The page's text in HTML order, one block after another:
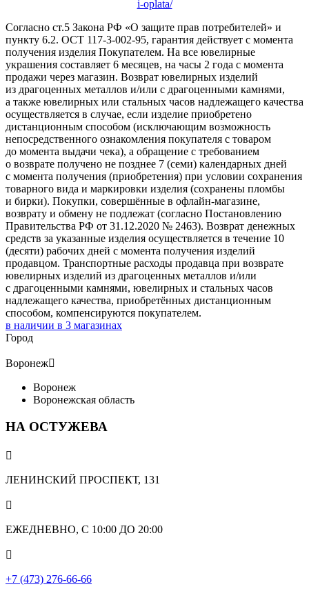
i-oplata/
Согласно ст.5 Закона РФ «О защите прав потребителей» и
пункту 6.2. ОСТ 117-3-002-95, гарантия действует с момента
получения изделия Покупателем. На все ювелирные
украшения составляет 6 месяцев, на часы 2 года с момента
продажи через магазин. Возврат ювелирных изделий
из драгоценных металлов и/или с драгоценными камнями,
а также ювелирных или стальных часов надлежащего качества
осуществляется в случае, если изделие приобретено
дистанционным способом (исключающим возможность
непосредственного ознакомления покупателя с товаром
до момента выдачи чека), а обращение с требованием
о возврате получено не позднее 7 (семи) календарных дней
с момента получения (приобретения) при условии сохранения
товарного вида и маркировки изделия (сохранены пломбы
и бирки). Покупки, совершённые в офлайн-магазине,
возврату и обмену не подлежат (согласно Постановлению
Правительства РФ от 31.12.2020 № 2463). Возврат денежных
средств за указанные изделия осуществляется в течение 10
(десяти) рабочих дней с момента получения изделий
продавцом. Транспортные расходы продавца при возврате
ювелирных изделий из драгоценных металлов и/или
с драгоценными камнями, ювелирных и стальных часов
надлежащего качества, приобретённых дистанционным
способом, компенсируются покупателем.
в наличии в 3 магазинах
Город
Воронеж
Воронеж
Воронежская область
НА ОСТУЖЕВА

ЛЕНИНСКИЙ ПРОСПЕКТ, 131

ЕЖЕДНЕВНО, С 10:00 ДО 20:00

+7 (473) 276-66-66